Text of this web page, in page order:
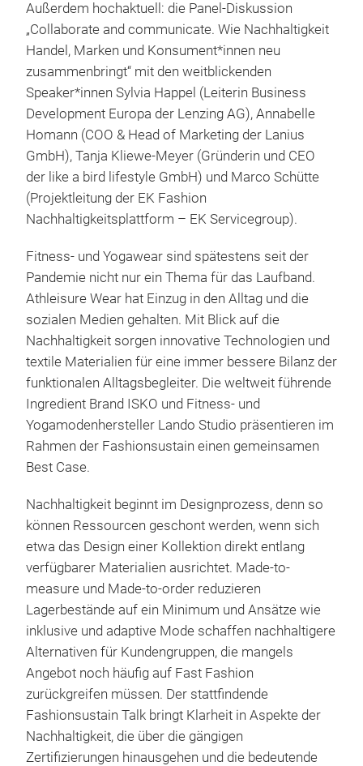
Außerdem hochaktuell: die Panel-Diskussion
„Collaborate and communicate. Wie Nachhaltigkeit
Handel, Marken und Konsument*innen neu
zusammenbringt“ mit den weitblickenden
Speaker*innen Sylvia Happel (Leiterin Business
Development Europa der Lenzing AG), Annabelle
Homann (COO & Head of Marketing der Lanius
GmbH), Tanja Kliewe-Meyer (Gründerin und CEO
der like a bird lifestyle GmbH) und Marco Schütte
(Projektleitung der EK Fashion
Nachhaltigkeitsplattform – EK Servicegroup).
Fitness- und Yogawear sind spätestens seit der
Pandemie nicht nur ein Thema für das Laufband.
Athleisure Wear hat Einzug in den Alltag und die
sozialen Medien gehalten. Mit Blick auf die
Nachhaltigkeit sorgen innovative Technologien und
textile Materialien für eine immer bessere Bilanz der
funktionalen Alltagsbegleiter. Die weltweit führende
Ingredient Brand ISKO und Fitness- und
Yogamodenhersteller Lando Studio präsentieren im
Rahmen der Fashionsustain einen gemeinsamen
Best Case.
Nachhaltigkeit beginnt im Designprozess, denn so
können Ressourcen geschont werden, wenn sich
etwa das Design einer Kollektion direkt entlang
verfügbarer Materialien ausrichtet. Made-to-
measure und Made-to-order reduzieren
Lagerbestände auf ein Minimum und Ansätze wie
inklusive und adaptive Mode schaffen nachhaltigere
Alternativen für Kundengruppen, die mangels
Angebot noch häufig auf Fast Fashion
zurückgreifen müssen. Der stattfindende
Fashionsustain Talk bringt Klarheit in Aspekte der
Nachhaltigkeit, die über die gängigen
Zertifizierungen hinausgehen und die bedeutende